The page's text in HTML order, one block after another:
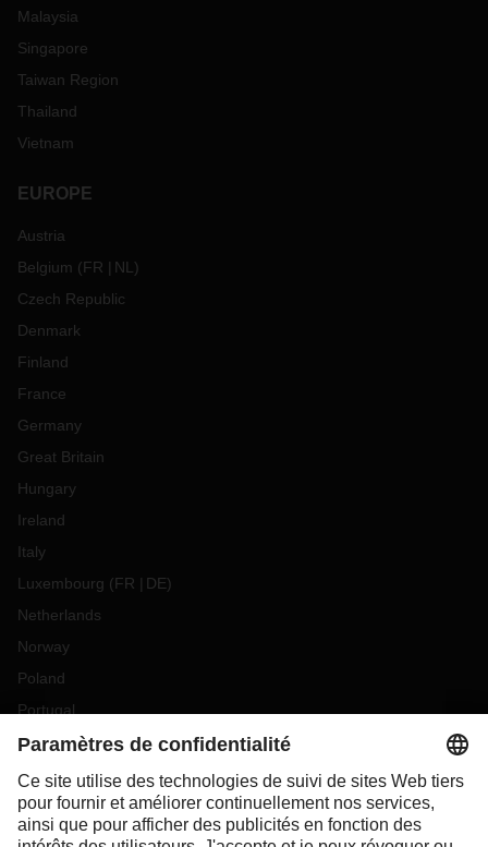
Malaysia
Singapore
Taiwan Region
Thailand
Vietnam
EUROPE
Austria
Belgium (FR NL )
Czech Republic
Denmark
Finland
France
Germany
Great Britain
Hungary
Ireland
Italy
Luxembourg (FR DE)
Netherlands
Norway
Poland
Portugal
Romania
Slovakia
Spain
Sweden